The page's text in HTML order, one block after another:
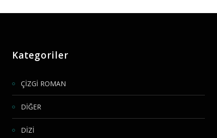
Kategoriler
ÇİZGİ ROMAN
DİĞER
DİZİ